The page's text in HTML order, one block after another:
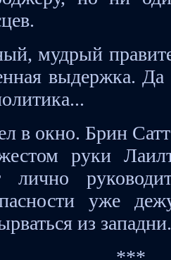
мудрый
выдержка. Да
в окно. Брин
руки
лично
уже
из западни.